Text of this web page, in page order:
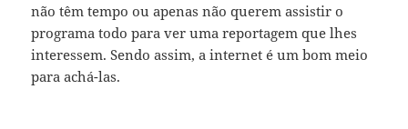
não têm tempo ou apenas não querem assistir o
programa todo para ver uma reportagem que lhes
interessem. Sendo assim, a internet é um bom meio
para achá-las.